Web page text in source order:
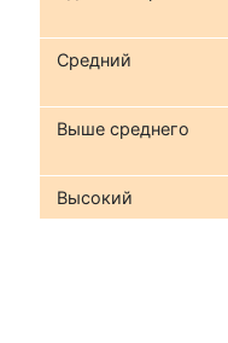
Средний
Выше среднего
Высокий